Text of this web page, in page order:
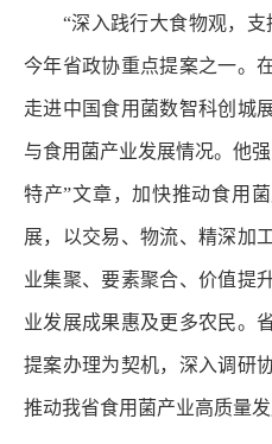
“深入践行大食物观，支
今年省政协重点提案之一。
走进中国食用菌数智科创城
与食用菌产业发展情况。他
特产”文章，加快推动食用
展，以交易、物流、精深加
业集聚、要素聚合、价值提
业发展成果惠及更多农民。
提案办理为契机，深入调研
推动我省食用菌产业高质量发